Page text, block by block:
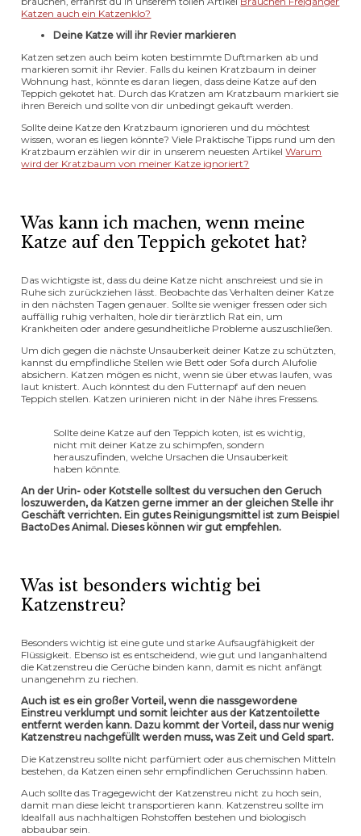
Katzen auch ein Katzenklo?
Deine Katze will ihr Revier markieren
Katzen setzen auch beim koten bestimmte Duftmarken ab und
markieren somit ihr Revier. Falls du keinen Kratzbaum in deiner
Wohnung hast, könnte es daran liegen, dass deine Katze auf den
Teppich gekotet hat. Durch das Kratzen am Kratzbaum markiert sie
ihren Bereich und sollte von dir unbedingt gekauft werden.
Sollte deine Katze den Kratzbaum ignorieren und du möchtest
wissen, woran es liegen könnte? Viele Praktische Tipps rund um den
Kratzbaum erzählen wir dir in unserem neuesten ArtikelWarum
wird der Kratzbaum von meiner Katze ignoriert?
Was kann ich machen, wenn meine
Katze auf den Teppich gekotet hat?
Das wichtigste ist, dass du deine Katze nicht anschreiest und sie in
Ruhe sich zurückziehen lässt. Beobachte das Verhalten deiner Katze
in den nächsten Tagen genauer. Sollte sie weniger fressen oder sich
auffällig ruhig verhalten, hole dir tierärztlich Rat ein, um
Krankheiten oder andere gesundheitliche Probleme auszuschließen.
Um dich gegen die nächste Unsauberkeit deiner Katze zu schützten,
kannst du empfindliche Stellen wie Bett oder Sofa durch Alufolie
absichern. Katzen mögen es nicht, wenn sie über etwas laufen, was
laut knistert. Auch könntest du den Futternapf auf den neuen
Teppich stellen. Katzen urinieren nicht in der Nähe ihres Fressens.
Sollte deine Katze auf den Teppich koten, ist es wichtig,
nicht mit deiner Katze zu schimpfen, sondern
herauszufinden, welche Ursachen die Unsauberkeit
haben könnte.
An der Urin- oder Kotstelle solltest du versuchen den Geruch
loszuwerden, da Katzen gerne immer an der gleichen Stelle ihr
Geschäft verrichten. Ein gutes Reinigungsmittel ist zum Beispiel
BactoDes Animal. Dieses können wir gut empfehlen.
Was ist besonders wichtig bei
Katzenstreu?
Besonders wichtig ist eine gute und starke Aufsaugfähigkeit der
Flüssigkeit. Ebenso ist es entscheidend, wie gut und langanhaltend
die Katzenstreu die Gerüche binden kann, damit es nicht anfängt
unangenehm zu riechen.
Auch ist es ein großer Vorteil, wenn die nassgewordene
Einstreu verklumpt und somit leichter aus der Katzentoilette
entfernt werden kann. Dazu kommt der Vorteil, dass nur wenig
Katzenstreu nachgefüllt werden muss, was Zeit und Geld spart.
Die Katzenstreu sollte nicht parfümiert oder aus chemischen Mitteln
bestehen, da Katzen einen sehr empfindlichen Geruchssinn haben.
Auch sollte das Tragegewicht der Katzenstreu nicht zu hoch sein,
damit man diese leicht transportieren kann. Katzenstreu sollte im
Idealfall aus nachhaltigen Rohstoffen bestehen und biologisch
abbaubar sein.